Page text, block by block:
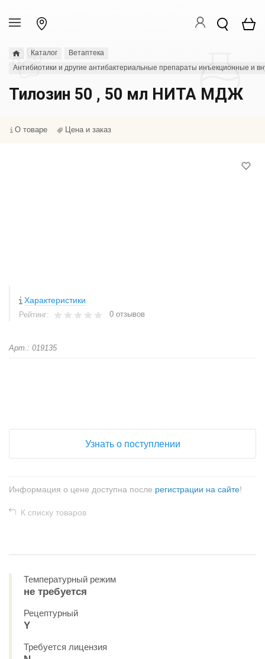
Каталог
Ветаптека
Антибиотики и другие антибактериальные препараты инъекционные и
Тилозин 50 , 50 мл НИТА МДЖ
О товаре Цена и заказ
Характеристики
Рейтинг: 0 отзывов
Арт.: 019135
Узнать о поступлении
Информация о цене доступна после регистрации на сайте!
К списку товаров
Температурный режим
не требуется
Рецептурный
Y
Требуется лицензия